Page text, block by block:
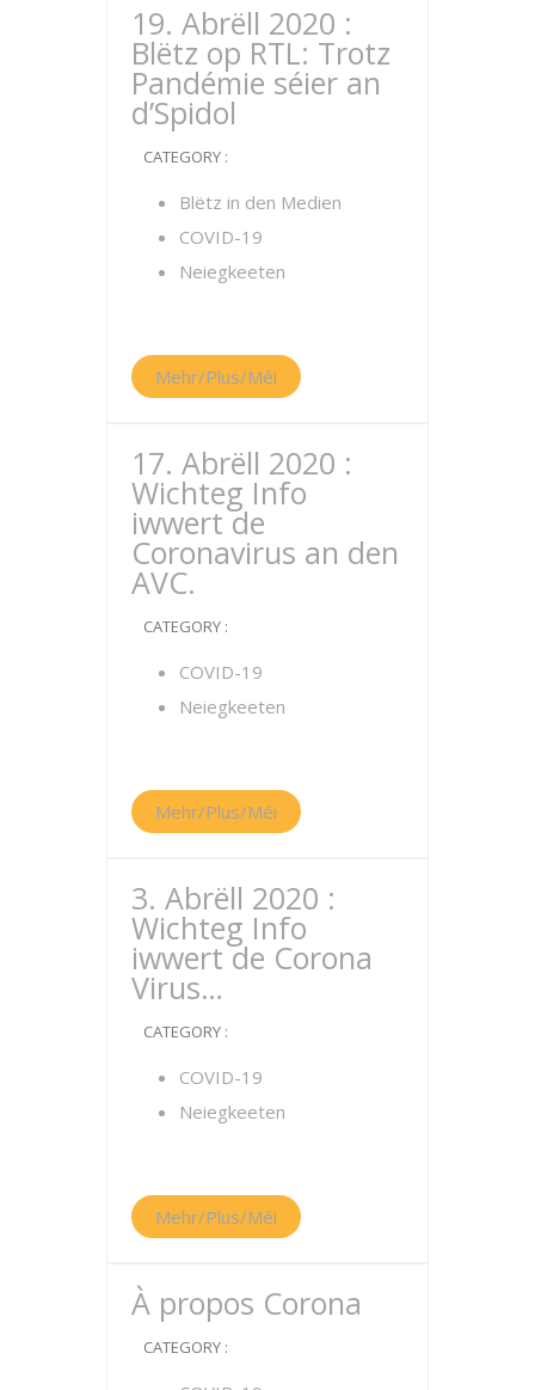
19. Abrëll 2020 :
Blëtz op RTL: Trotz
Pandémie séier an
d’Spidol
CATEGORY :
Blëtz in den Medien
COVID-19
Neiegkeeten
Mehr/Plus/Méi
17. Abrëll 2020 :
Wichteg Info
iwwert de
Coronavirus an den
AVC.
CATEGORY :
COVID-19
Neiegkeeten
Mehr/Plus/Méi
3. Abrëll 2020 :
Wichteg Info
iwwert de Corona
Virus…
CATEGORY :
COVID-19
Neiegkeeten
Mehr/Plus/Méi
À propos Corona
CATEGORY :